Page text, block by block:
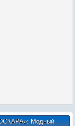
Модный